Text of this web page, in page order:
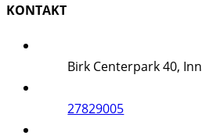
KONTAKT
Birk Centerpark 40,
27829005